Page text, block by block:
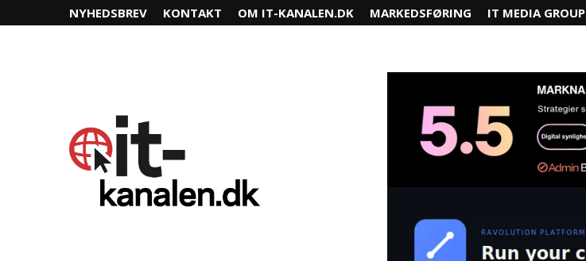
NYHEDSBREV KONTAKT OM IT-KANALEN.DK MARKEDSFØRING IT MEDIA GROUP